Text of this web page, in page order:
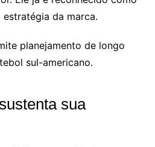
da marca.
planejamento de longo
sul-americano.
sua